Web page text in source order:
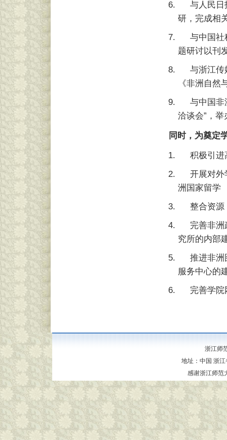
与人民日
研，完成相
与中国社
题研讨以刊
与浙江传
《非洲自然
与中国非
洽谈会”，
同时，为奠定
积极引进
开展对外
洲国家留学
整合资源
完善非
究所的内部
推进非洲
服务中心的
完善学
浙江师
地址：中国 浙
感谢浙江师范